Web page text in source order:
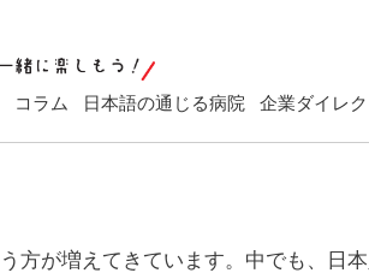
コラム 日本語の通じる病院 企業ダイレ
方が増えてきています。中でも、日